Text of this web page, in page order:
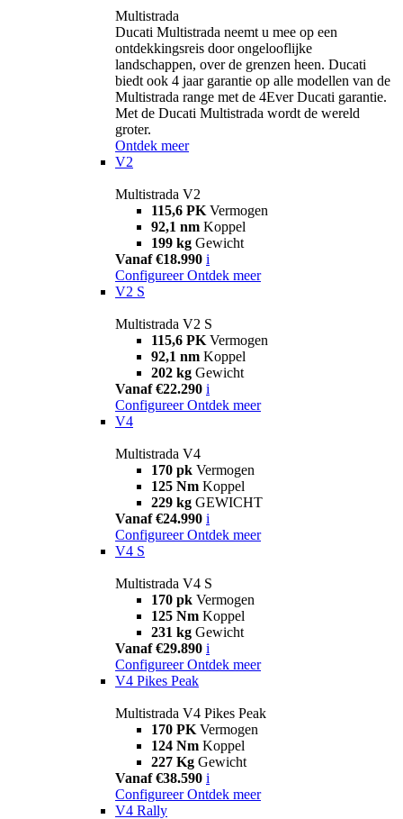
Multistrada
Ducati Multistrada neemt u mee op een
ontdekkingsreis door ongelooflijke
landschappen, over de grenzen heen. Ducati
biedt ook 4 jaar garantie op alle modellen van de
Multistrada range met de 4Ever Ducati garantie.
Met de Ducati Multistrada wordt de wereld
groter.
Ontdek meer
V2
Multistrada V2
115,6 PK Vermogen
92,1 nm Koppel
199 kg Gewicht
Vanaf €18.990 i
Configureer Ontdek meer
V2 S
Multistrada V2 S
115,6 PK Vermogen
92,1 nm Koppel
202 kg Gewicht
Vanaf €22.290 i
Configureer Ontdek meer
V4
Multistrada V4
170 pk Vermogen
125 Nm Koppel
229 kg GEWICHT
Vanaf €24.990 i
Configureer Ontdek meer
V4 S
Multistrada V4 S
170 pk Vermogen
125 Nm Koppel
231 kg Gewicht
Vanaf €29.890 i
Configureer Ontdek meer
V4 Pikes Peak
Multistrada V4 Pikes Peak
170 PK Vermogen
124 Nm Koppel
227 Kg Gewicht
Vanaf €38.590 i
Configureer Ontdek meer
V4 Rally